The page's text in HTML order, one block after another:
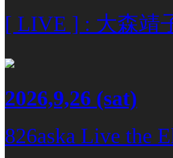
[ LIVE ] : 大森靖
2026,9,26 (sat)
826aska Live the